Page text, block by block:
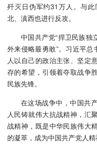
歼灭日伪军约31万人。与
北、滇西也进行反攻。
中国共产党“捍卫民族独
外来侵略最勇敢”。习近平总
人以自己的政治主张、坚定
存的希望，引领着夺取战争
民族先锋。
在这场战争中，中国共
人民铸就伟大抗战精神，汇
战精神，既是中华民族伟大
的凝萃，成为中国共产党人精